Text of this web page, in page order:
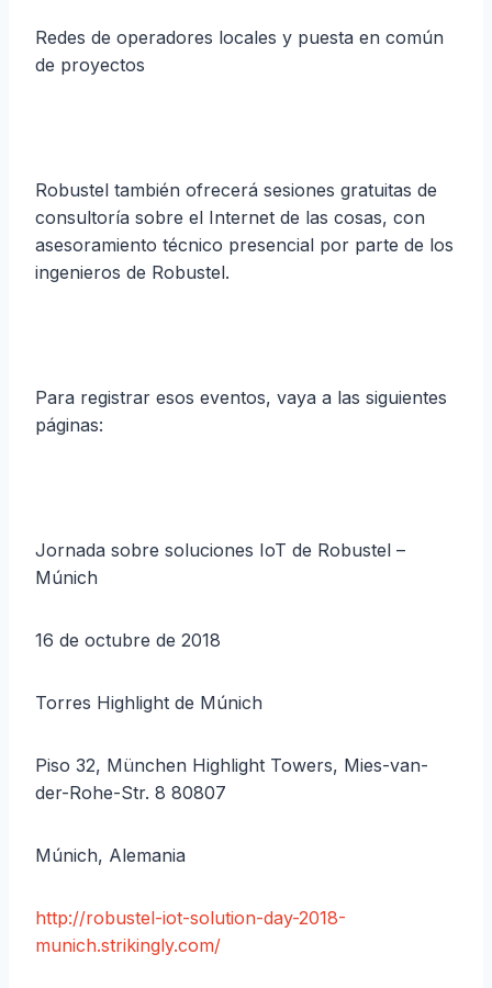
Redes de operadores locales y puesta en común
de proyectos
Robustel también ofrecerá sesiones gratuitas de
consultoría sobre el Internet de las cosas, con
asesoramiento técnico presencial por parte de los
ingenieros de Robustel.
Para registrar esos eventos, vaya a las siguientes
páginas:
Jornada sobre soluciones IoT de Robustel –
Múnich
16 de octubre de 2018
Torres Highlight de Múnich
Piso 32, München Highlight Towers, Mies-van-
der-Rohe-Str. 8 80807
Múnich, Alemania
http://robustel-iot-solution-day-2018-
munich.strikingly.com/